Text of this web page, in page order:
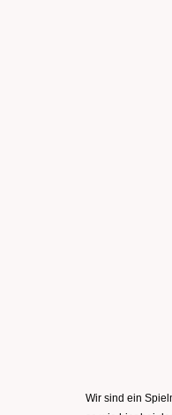
Wir sind ein